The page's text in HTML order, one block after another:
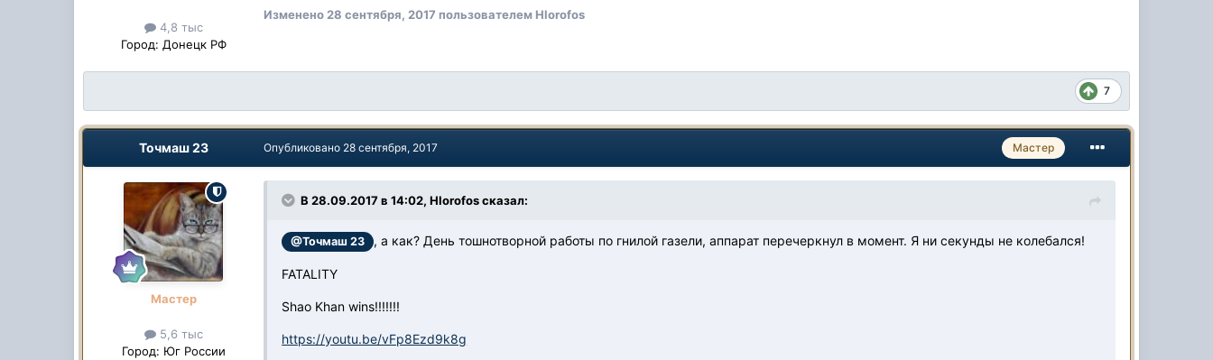
4,8 тыс
Город: Донецк РФ
Изменено 28 сентября, 2017 пользователем Hlorofos
7
Точмаш 23
Мастер
5,6 тыс
Город: Юг России
Мастер
Опубликовано 28 сентября, 2017
В 28.09.2017 в 14:02, Hlorofos сказал:
@Точмаш 23 , а как? День тошнотворной работы по гнилой газели, аппарат перечеркнул в момент. Я ни секунды не колебался!
FATALITY
Shao Khan wins!!!!!!!
https://youtu.be/vFp8Ezd9k8g